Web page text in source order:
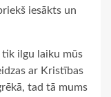
iesākts un
tik ilgu laiku mūs
ar Kristības
tad tā mums